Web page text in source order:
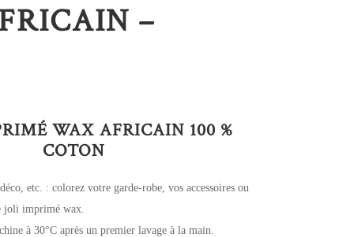
–
WAX AFRICAIN 100 %
COTON
etc. : colorez votre garde-robe, vos accessoires ou
joli imprimé wax.
à 30°C après un premier lavage à la main.